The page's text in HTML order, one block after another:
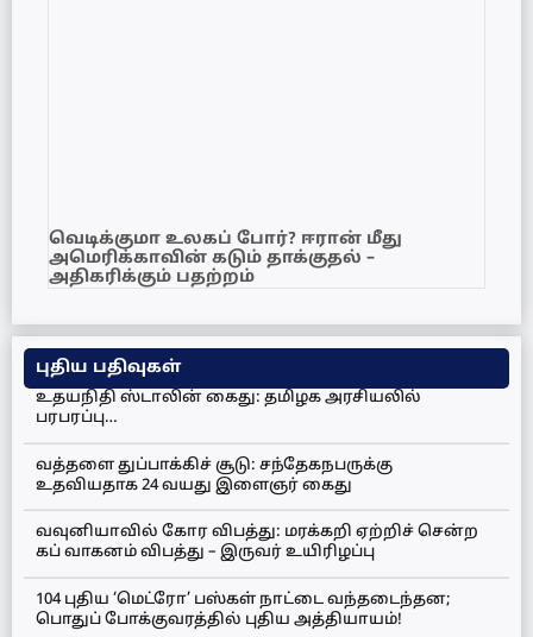
வெடிக்குமா உலகப் போர்? ஈரான் மீது
அமெரிக்காவின் கடும் தாக்குதல் –
அதிகரிக்கும் பதற்றம்
புதிய பதிவுகள்
உதயநிதி ஸ்டாலின் கைது: தமிழக அரசியலில்
பரபரப்பு…
வத்தளை துப்பாக்கிச் சூடு: சந்தேகநபருக்கு
உதவியதாக 24 வயது இளைஞர் கைது
வவுனியாவில் கோர விபத்து: மரக்கறி ஏற்றிச் சென்ற
கப் வாகனம் விபத்து – இருவர் உயிரிழப்பு
104 புதிய ‘மெட்ரோ’ பஸ்கள் நாட்டை வந்தடைந்தன;
பொதுப் போக்குவரத்தில் புதிய அத்தியாயம்!